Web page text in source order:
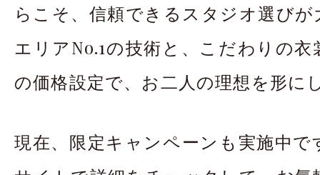
らこそ、信頼できるスタジオ選び
エリアNo.1の技術と、こだわりの
の価格設定で、お二人の理想を形に
現在、限定キャンペーンも実施中で